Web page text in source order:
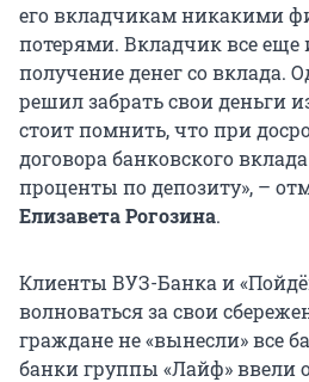
его вкладчикам никакими
потерями. Вкладчик все еще
получение денег со вклада.
решил забрать свои деньги
стоит помнить, что при
договора банковского
проценты по депозиту», –
Елизавета Рогозина.
Клиенты ВУЗ-Банка и
волноваться за свои
граждане не «вынесли» все
банки группы «Лайф» ввели